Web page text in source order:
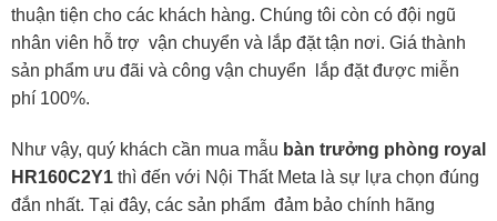
thuận tiện cho các khách hàng. Chúng tôi còn có đội ngũ
nhân viên hỗ trợ vận chuyển và lắp đặt tận nơi. Giá thành
sản phẩm ưu đãi và công vận chuyển lắp đặt được miễn
phí 100%.
Như vậy, quý khách cần mua mẫu bàn trưởng phòng royal
HR160C2Y1 thì đến với Nội Thất Meta là sự lựa chọn đúng
đắn nhất. Tại đây, các sản phẩm đảm bảo chính hãng